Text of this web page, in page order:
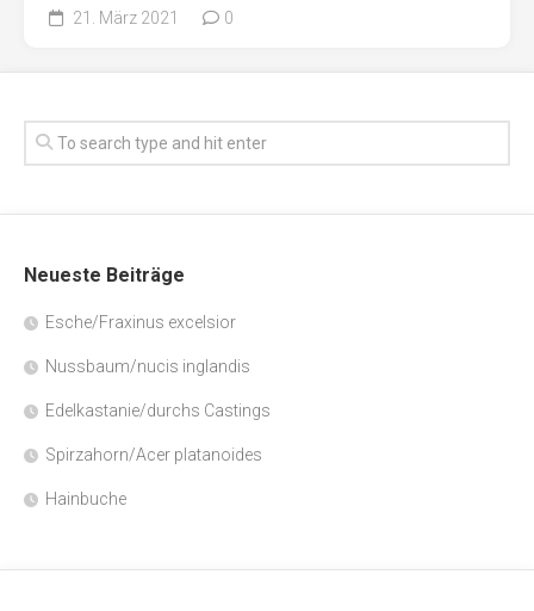
21. März 2021 0
Neueste Beiträge
Esche/Fraxinus excelsior
Nussbaum/nucis inglandis
Edelkastanie/durchs Castings
Spirzahorn/Acer platanoides
Hainbuche